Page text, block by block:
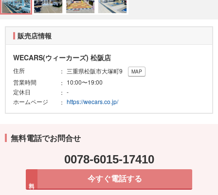
販売店情報
WECARS(ウィーカーズ) 松阪店
住所 三重県松阪市大塚町9 MAP
営業時間
10:00〜19:00
定休日
-
ホームページ
https://wecars.co.jp/
無料電話でお問合せ
0078-6015-17410
今すぐ電話する